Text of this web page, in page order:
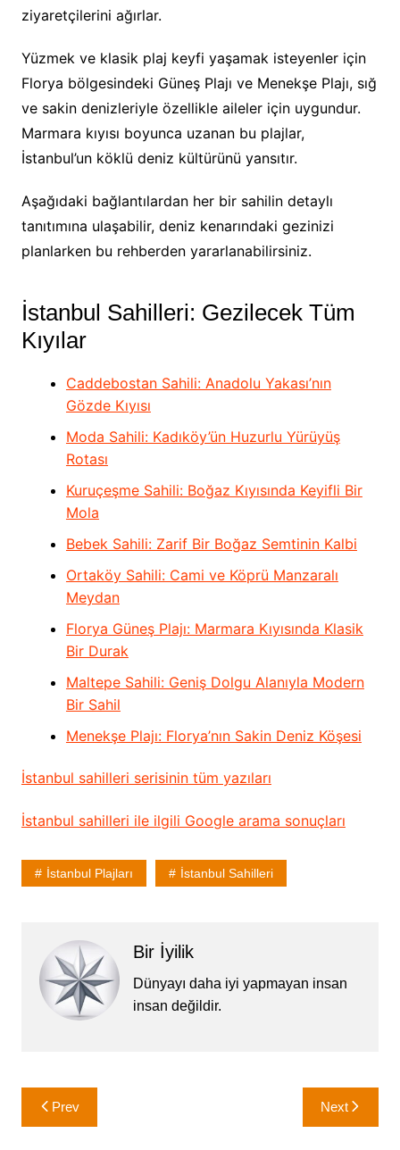
ziyaretçilerini ağırlar.
Yüzmek ve klasik plaj keyfi yaşamak isteyenler için
Florya bölgesindeki Güneş Plajı ve Menekşe Plajı, sığ
ve sakin denizleriyle özellikle aileler için uygundur.
Marmara kıyısı boyunca uzanan bu plajlar,
İstanbul’un köklü deniz kültürünü yansıtır.
Aşağıdaki bağlantılardan her bir sahilin detaylı
tanıtımına ulaşabilir, deniz kenarındaki gezinizi
planlarken bu rehberden yararlanabilirsiniz.
İstanbul Sahilleri: Gezilecek Tüm
Kıyılar
Caddebostan Sahili: Anadolu Yakası’nın
Gözde Kıyısı
Moda Sahili: Kadıköy’ün Huzurlu Yürüyüş
Rotası
Kuruçeşme Sahili: Boğaz Kıyısında Keyifli Bir
Mola
Bebek Sahili: Zarif Bir Boğaz Semtinin Kalbi
Ortaköy Sahili: Cami ve Köprü Manzaralı
Meydan
Florya Güneş Plajı: Marmara Kıyısında Klasik
Bir Durak
Maltepe Sahili: Geniş Dolgu Alanıyla Modern
Bir Sahil
Menekşe Plajı: Florya’nın Sakin Deniz Köşesi
İstanbul sahilleri serisinin tüm yazıları
İstanbul sahilleri ile ilgili Google arama sonuçları
İstanbul Plajları İstanbul Sahilleri
Bir İyilik
Dünyayı daha iyi yapmayan insan
insan değildir.
Yazı
gezinmesi
Prev Next